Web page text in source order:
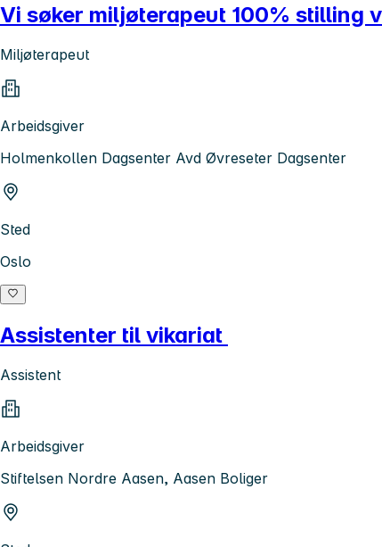
Vi søker miljøterapeut 100% stilling
Miljøterapeut
Arbeidsgiver
Holmenkollen Dagsenter Avd Øvreseter Dagsenter
Sted
Oslo
Assistenter til vikariat
Assistent
Arbeidsgiver
Stiftelsen Nordre Aasen, Aasen Boliger